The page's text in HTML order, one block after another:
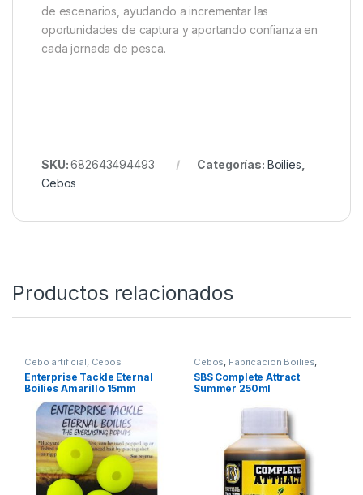
de escenarios, ayudando a incrementar las
oportunidades de captura y aportando confianza en
cada jornada de pesca.
SKU:682643494493 Categorías: Boilies
Cebos
Productos relacionados
Cebo artificial, Cebos
Enterprise Tackle Eternal
Boilies Amarillo 15mm
Cebos, Fabricacion Boilies,
Liquidos
SBS Complete Attract
Summer 250ml